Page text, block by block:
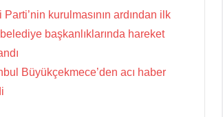
Parti’nin kurulmasının ardından ilk
başkanlıklarında hareket
Büyükçekmece’den acı haber